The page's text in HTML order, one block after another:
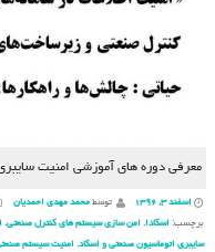
معرفی دوره های آموزشی امنیت
اسفند ۳, ۱۳۹۶ توسط محمد مهدی احمدیان
برچسب: اسکادا, امن سازی سیستم های کنترل صنعتی,
سایبری اتوماسیون صنعتی و اسکاد, امنیت سیستم